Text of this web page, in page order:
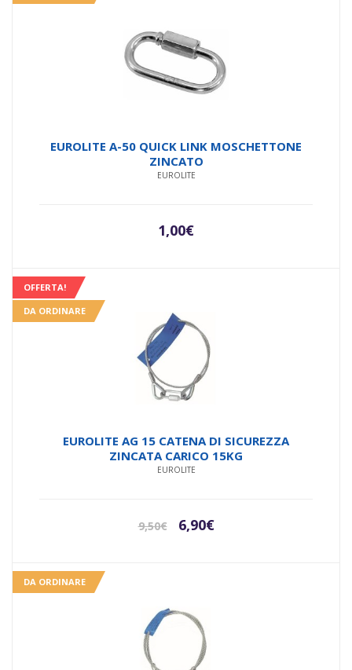
EUROLITE A-50 QUICK LINK MOSCHETTONE
ZINCATO
EUROLITE
1,00€
OFFERTA!
DA ORDINARE
EUROLITE AG 15 CATENA DI SICUREZZA
ZINCATA CARICO 15KG
EUROLITE
9,50€
Il
6,90€Il
DA ORDINARE